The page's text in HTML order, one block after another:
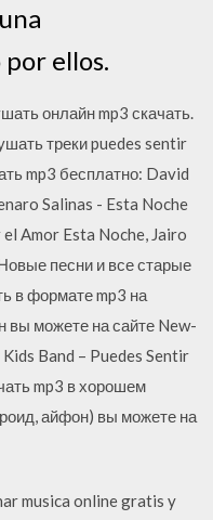
ellos.
онлайн mp3 скачать.
треки puedes sentir
mp3 бесплатно: David
Salinas - Esta Noche
Amor Esta Noche, Jairo
песни и все старые
в формате mp3 на
вы можете на сайте New-
Band – Puedes Sentir
mp3 в хорошем
айфон) вы можете на
musica online gratis y